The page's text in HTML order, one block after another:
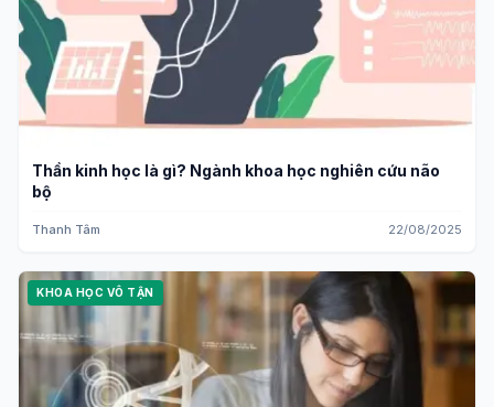
Thần kinh học là gì? Ngành khoa học nghiên cứu não
bộ
Thanh Tâm 22/08/2025
KHOA HỌC VÔ TẬN